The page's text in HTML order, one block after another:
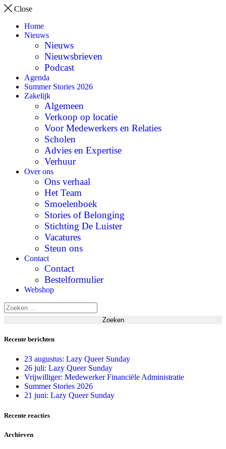
Close
Home
Nieuws
Nieuws
Nieuwsbrieven
Podcast
Agenda
Summer Stories 2026
Zakelijk
Algemeen
Verkoop op locatie
Voor Medewerkers en Relaties
Scholen
Advies en Expertise
Verhuur
Over ons
Ons verhaal
Het Team
Smoelenboek
Stories of Belonging
Stichting De Luister
Vacatures
Steun ons
Contact
Contact
Bestelformulier
Webshop
Recente berichten
23 augustus: Lazy Queer Sunday
26 juli: Lazy Queer Sunday
Vrijwilliger: Medewerker Financiële Administratie
Summer Stories 2026
21 juni: Lazy Queer Sunday
Recente reacties
Archieven